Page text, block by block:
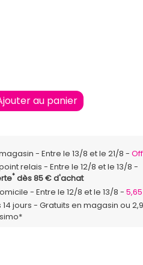
au panier
Entre le 13/8 et le 21/8
relais
Entre le 12/8 et le 13/8
*dès 85 € d'achat
Entre le 12/8 et le 13/8
14 jours - Gratuits en magasin ou